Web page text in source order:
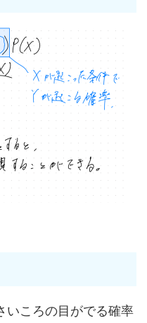
いころの目がでる確率